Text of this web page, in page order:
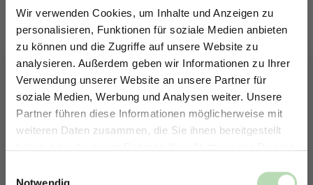
Wir verwenden Cookies, um Inhalte und Anzeigen zu
personalisieren, Funktionen für soziale Medien anbieten
zu können und die Zugriffe auf unsere Website zu
analysieren. Außerdem geben wir Informationen zu Ihrer
Verwendung unserer Website an unsere Partner für
soziale Medien, Werbung und Analysen weiter. Unsere
Partner führen diese Informationen möglicherweise mit
weiteren Daten zusammen, die Sie ihnen bereitgestellt
Notwendig
Erstelle in nur 4 Schritten deine
ERHALTE 5% RABATT AUF
DEINE RÜCKWÄNDE